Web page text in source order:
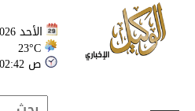
الأحد 2026-08-09
23°C
02:42 ص